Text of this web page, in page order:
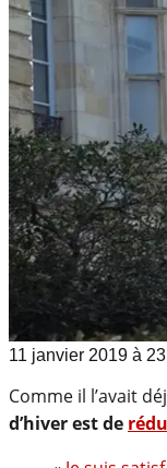
11 janvier 2019 à
Comme il l’avait
d’hiver est de